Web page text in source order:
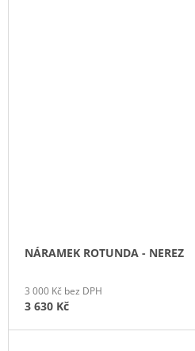
NÁRAMEK ROTUNDA - NEREZ
3 000 Kč bez DPH
3 630 Kč